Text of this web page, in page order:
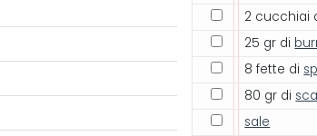
2 cucchiai
25 gr di
8 fette di
80 gr di
sale